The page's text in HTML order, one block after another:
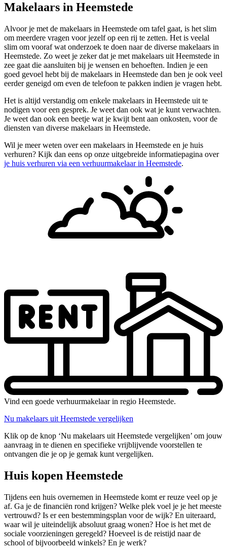
Makelaars in Heemstede
Alvoor je met de makelaars in Heemstede om tafel gaat, is het slim
om meerdere vragen voor jezelf op een rij te zetten. Het is veelal
slim om vooraf wat onderzoek te doen naar de diverse makelaars in
Heemstede. Zo weet je zeker dat je met makelaars uit Heemstede in
zee gaat die aansluiten bij je wensen en behoeften. Indien je een
goed gevoel hebt bij de makelaars in Heemstede dan ben je ook veel
eerder geneigd om even de telefoon te pakken indien je vragen hebt.
Het is altijd verstandig om enkele makelaars in Heemstede uit te
nodigen voor een gesprek. Je weet dan ook wat je kunt verwachten.
Je weet dan ook een beetje wat je kwijt bent aan onkosten, voor de
diensten van diverse makelaars in Heemstede.
Wil je meer weten over een makelaars in Heemstede en je huis
verhuren? Kijk dan eens op onze uitgebreide informatiepagina over
je huis verhuren via een verhuurmakelaar in Heemstede.
Vind een goede verhuurmakelaar in regio Heemstede.
Nu makelaars uit Heemstede vergelijken
Klik op de knop ‘Nu makelaars uit Heemstede vergelijken’ om jouw
aanvraag in te dienen en specifieke vrijblijvende voorstellen te
ontvangen die je op je gemak kunt vergelijken.
Huis kopen Heemstede
Tijdens een huis overnemen in Heemstede komt er reuze veel op je
af. Ga je de financiën rond krijgen? Welke plek voel je je het meeste
vertrouwd? Is er een bestemmingsplan voor de wijk? En uiteraard,
waar wil je uiteindelijk absoluut graag wonen? Hoe is het met de
sociale voorzieningen geregeld? Hoeveel is de reistijd naar de
school of bijvoorbeeld winkels? En je werk?